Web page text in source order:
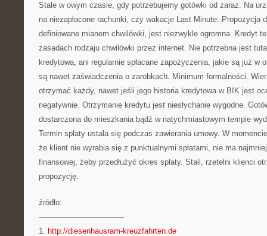
Stale w owym czasie, gdy potrzebujemy gotówki od zaraz. Na
na niezapłacone rachunki, czy wakacje Last Minute. Propozycja
definiowane mianem chwilówki, jest niezwykle ogromna. Kredyt
zasadach rodzaju chwilówki przez internet. Nie potrzebna jest
kredytowa, ani regularnie spłacane zapożyczenia, jakie są już w
są nawet zaświadczenia o zarobkach. Minimum formalności.
otrzymać każdy, nawet jeśli jego historia kredytowa w BIK jest
negatywnie. Otrzymanie kredytu jest niesłychanie wygodne.
dostarczona do mieszkania bądź w natychmiastowym tempie
Termin spłaty ustala się podczas zawierania umowy. W
że klient nie wyrabia się z punktualnymi spłatami, nie ma
finansowej, żeby przedłużyć okres spłaty. Stali, rzetelni klienci
propozycję.
źródło:
———————————
1. http://diesenhausram-kreuzfahrten.de